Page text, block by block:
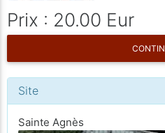
Prix : 20.00 Eur
Site
Sainte Agnès